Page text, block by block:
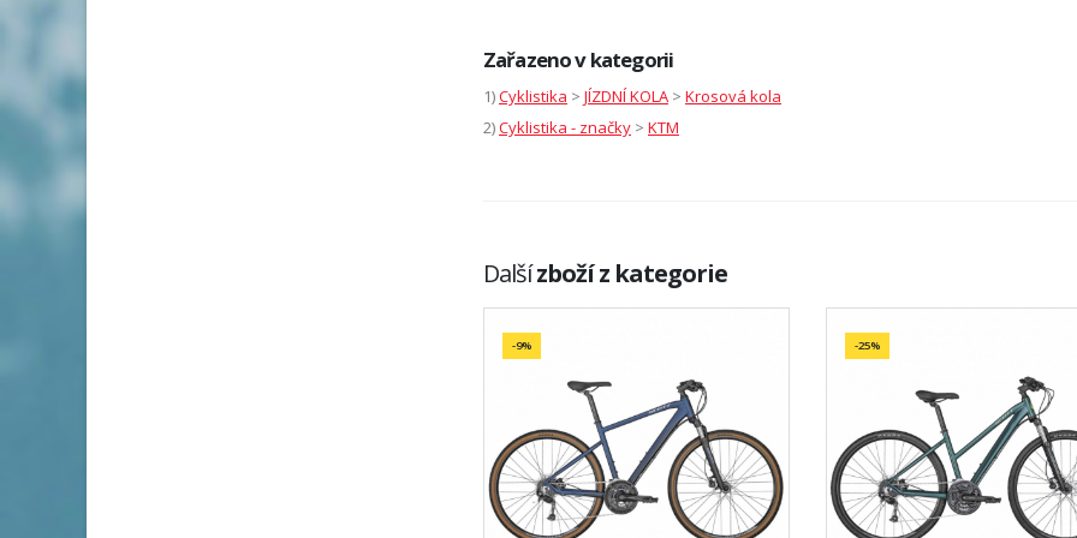
Zařazeno v kategorii
1)Cyklistika > JÍZDNÍ KOLA > Krosová kola
2)Cyklistika - značky > KTM
Dalšízboží z kategorie
-9% -25%